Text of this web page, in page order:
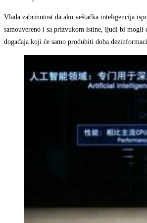
Vlada zabrinutost da ako veštačka inteligencija
samouvereno i sa prizvukom istine, ljudi bi mogli
događaja koji će samo produbiti doba